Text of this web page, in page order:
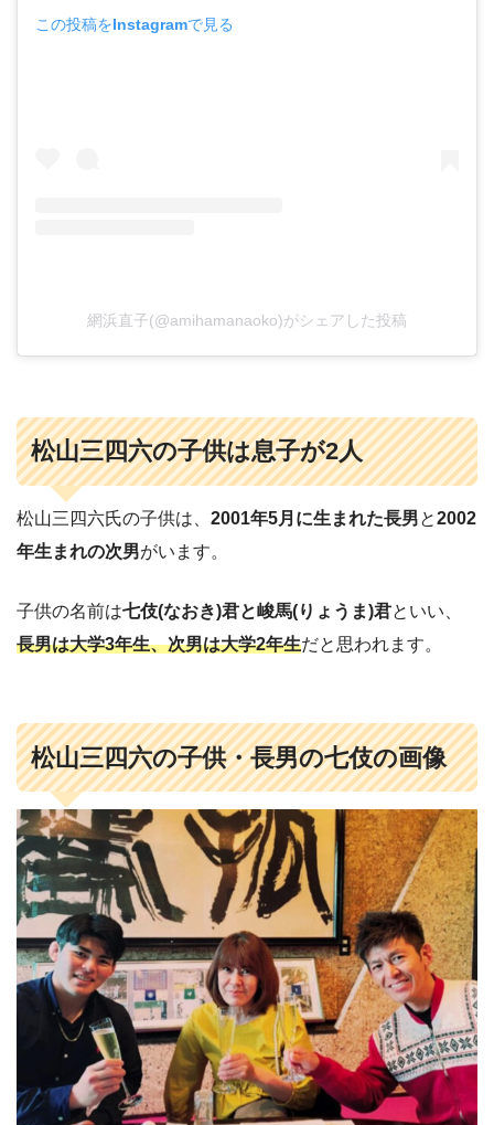
この投稿をInstagramで見る
網浜直子(@amihamanaoko)がシェアした投稿
松山三四六の子供は息子が2人
松山三四六氏の子供は、 2001年5月に生まれた長男と2002
年生まれの次男がいます。
子供の名前は七伎(なおき)君と峻馬(りょうま)君といい、
長男は大学3年生、次男は大学2年生だと思われます。
松山三四六の子供・長男の七伎の画像